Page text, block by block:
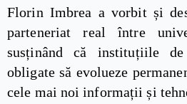
Florin Imbrea a vorbit și
parteneriat real între
susținând că instituțiile
obligate să evolueze
cele mai noi informații și